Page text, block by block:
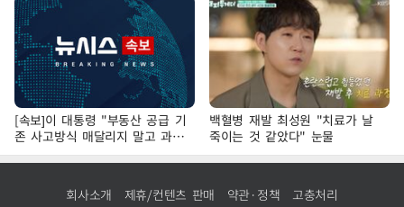
[속보]이 대통령 "부동산 공급 기
존 사고방식 매달리지 말고 과감
히 실천"
백혈병 재발 최성원 "치료가 날
죽이는 것 같았다" 눈물
회사소개 제휴/컨텐츠 판매 약관·정책 고충처리